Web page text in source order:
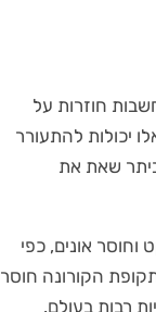
חוזרות על
יכולות להתעורר
ביתר שאת את
אונים, כפי
הקורונה חוסר
רבות בעולם.